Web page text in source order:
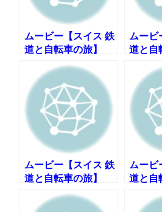
ムービー【スイス 鉄
道と自転車の旅】
DAY6:その2 世界遺
産・ラヴォーのブド
ウ畑
ムービ
道と自
ョー
ムービー【スイス 鉄
道と自転車の旅】
DAY8:その１ 峠を越
えベルンへ
ムービ
道と自
ライ